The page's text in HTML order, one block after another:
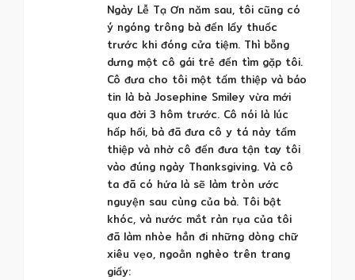
Ngày Lễ Tạ Ơn năm sau, tôi cũng có
ý ngóng trông bà đến lấy thuốc
trước khi đóng cửa tiệm. Thì bỗng
dưng một cô gái trẻ đến tìm gặp tôi.
Cô đưa cho tôi một tấm thiệp và báo
tin là bà Josephine Smiley vừa mới
qua đời 3 hôm trước. Cô nói là lúc
hấp hối, bà đã đưa cô y tá này tấm
thiệp và nhờ cô đến đưa tận tay tôi
vào đúng ngày Thanksgiving. Và cô
ta đã có hứa là sẽ làm tròn ước
nguyện sau cùng của bà. Tôi bật
khóc, và nước mắt ràn rụa của tôi
đã làm nhòe hẳn đi những dòng chữ
xiêu vẹo, ngoằn nghèo trên trang
giấy: